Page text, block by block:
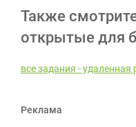
Также
открытые для
все задания - удаленная
Реклама